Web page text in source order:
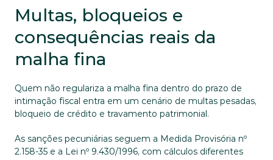
Multas, bloqueios e
consequências reais da
malha fina
Quem não regulariza a malha fina dentro do prazo de
intimação fiscal entra em um cenário de multas pesadas,
bloqueio de crédito e travamento patrimonial.
As sanções pecuniárias seguem a Medida Provisória nº
2.158-35 e a Lei nº 9.430/1996, com cálculos diferentes